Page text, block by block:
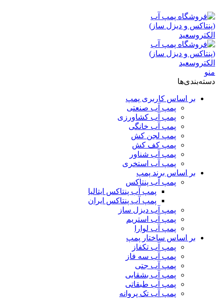
منو
دسته‌بندی‌ها
بر اساس کاربری پمپ
پمپ آب صنعتی
پمپ آب کشاورزی
پمپ آب خانگی
پمپ لجن کش
پمپ کف کش
پمپ آب شناور
پمپ آب استخری
بر اساس برند پمپ
پمپ آب پنتاکس
پمپ آب پنتاکس ایتالیا
پمپ آب پنتاکس ایران
پمپ آب دیزل ساز
پمپ آب استریم
پمپ آب لوارا
بر اساس ساختار پمپ
پمپ آب تکفاز
پمپ آب سه فاز
پمپ آب جتی
پمپ آب بشقابی
پمپ آب طبقاتی
پمپ آب تک پروانه